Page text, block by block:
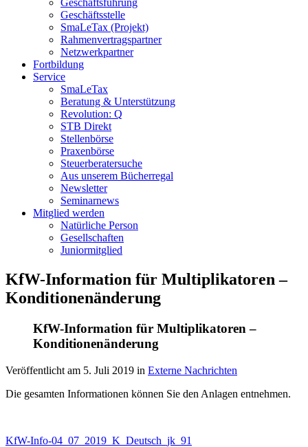
Geschäftsführung
Geschäftsstelle
SmaLeTax (Projekt)
Rahmenvertragspartner
Netzwerkpartner
Fortbildung
Service
SmaLeTax
Beratung & Unterstützung
Revolution: Q
STB Direkt
Stellenbörse
Praxenbörse
Steuerberatersuche
Aus unserem Bücherregal
Newsletter
Seminarnews
Mitglied werden
Natürliche Person
Gesellschaften
Juniormitglied
KfW-Information für Multiplikatoren –
Konditionenänderung
KfW-Information für Multiplikatoren –
Konditionenänderung
Veröffentlicht am 5. Juli 2019 in Externe Nachrichten
Die gesamten Informationen können Sie den Anlagen entnehmen.
KfW-Info-04_07_2019_K_Deutsch_jk_91